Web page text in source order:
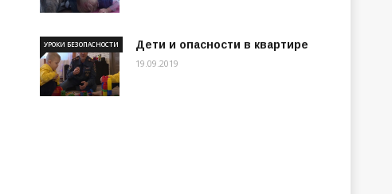
Дети и опасности в квартире
УРОКИ БЕЗОПАСНОСТИ
19.09.2019